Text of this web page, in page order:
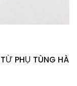
PHỤ TÙNG HÀ